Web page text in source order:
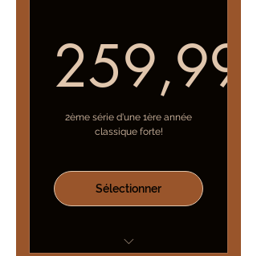
259,99
2ème série d'une 1ère année
classique forte!
Sélectionner